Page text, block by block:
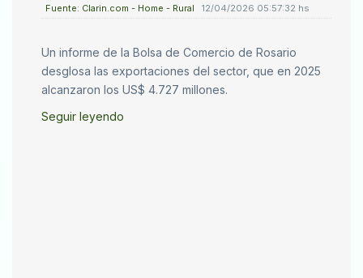
Fuente: Clarin.com - Home - Rural 12/04/2026 05:57:32 hs
Un informe de la Bolsa de Comercio de Rosario
desglosa las exportaciones del sector, que en 2025
alcanzaron los US$ 4.727 millones.
Seguir leyendo